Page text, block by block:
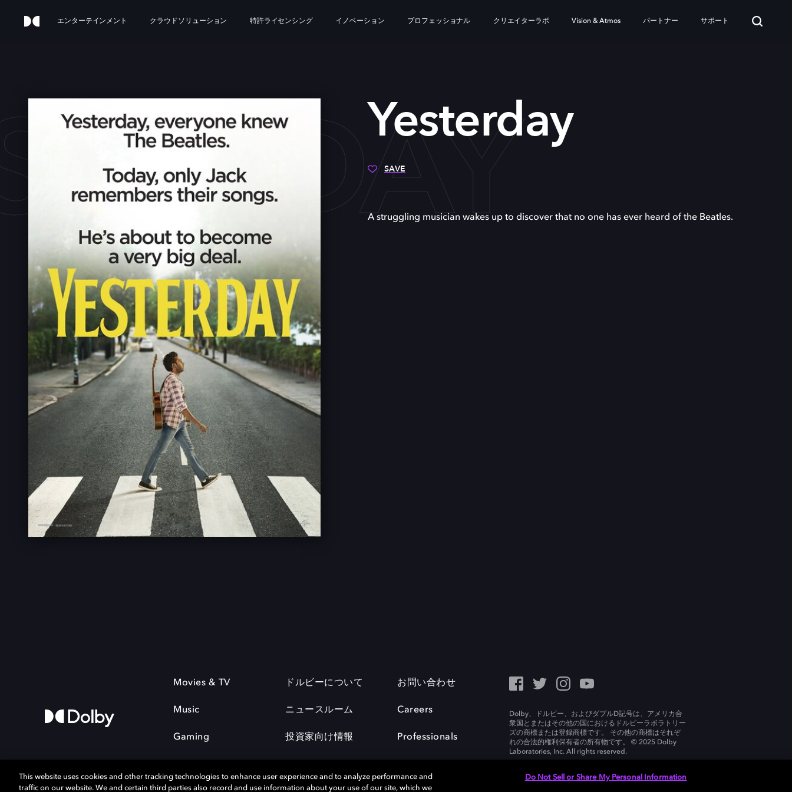
エンターテインメント クラウドソリューション 特許ライセンシング イノベーション プロフェッショナル クリエイターラボ Vision & Atmos パートナー サポート
Yesterday
SAVE
A struggling musician wakes up to discover that no one has ever heard of the Beatles.
Movies & TV
Music
Gaming
ドルビーについて
ニュースルーム
投資家向け情報
お問い合わせ
Careers
Professionals
Dolby、ドルビー、およびダブルD記号は、アメリカ合
衆国とまたはその他の国におけるドルビーラボラトリー
ズの商標または登録商標です。 その他の商標はそれぞ
れの合法的権利保有者の所有物です。 © 2025 Dolby
Laboratories, Inc. All rights reserved.
This website uses cookies and other tracking technologies to enhance user experience and to analyze performance and
traffic on our website. We and certain third parties also record and use information about your use of our site, which we
Do Not Sell or Share My Personal Information